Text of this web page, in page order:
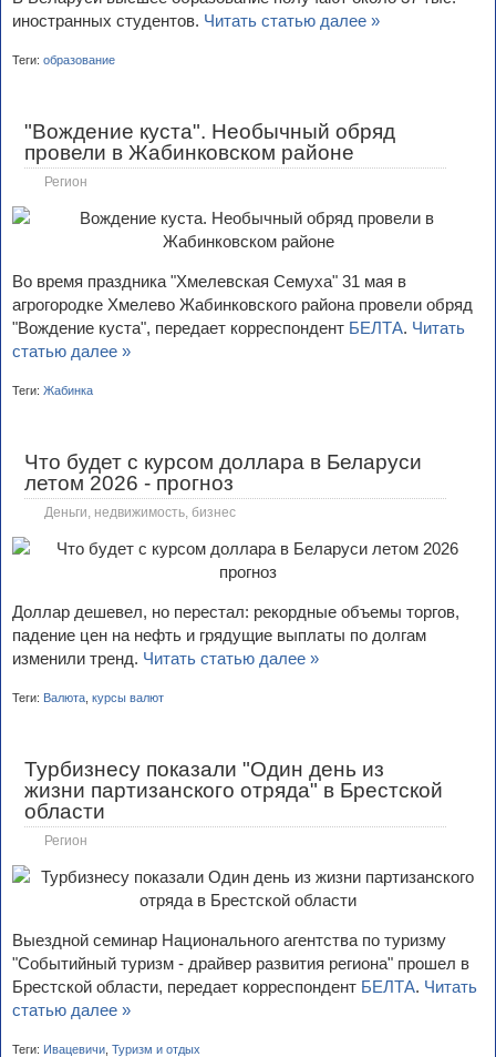
иностранных студентов. Читать статью далее »
Теги: образование
"Вождение куста". Необычный обряд
провели в Жабинковском районе
Регион
Во время праздника "Хмелевская Семуха" 31 мая в
агрогородке Хмелево Жабинковского района провели обряд
"Вождение куста", передает корреспондент БЕЛТА. Читать
статью далее »
Теги: Жабинка
Что будет с курсом доллара в Беларуси
летом 2026 - прогноз
Деньги, недвижимость, бизнес
Доллар дешевел, но перестал: рекордные объемы торгов,
падение цен на нефть и грядущие выплаты по долгам
изменили тренд. Читать статью далее »
Теги: Валюта курсы валют
Турбизнесу показали "Один день из
жизни партизанского отряда" в Брестской
области
Регион
Выездной семинар Национального агентства по туризму
"Событийный туризм - драйвер развития региона" прошел в
Брестской области, передает корреспондент БЕЛТА. Читать
статью далее »
Теги: Ивацевичи Туризм и отдых